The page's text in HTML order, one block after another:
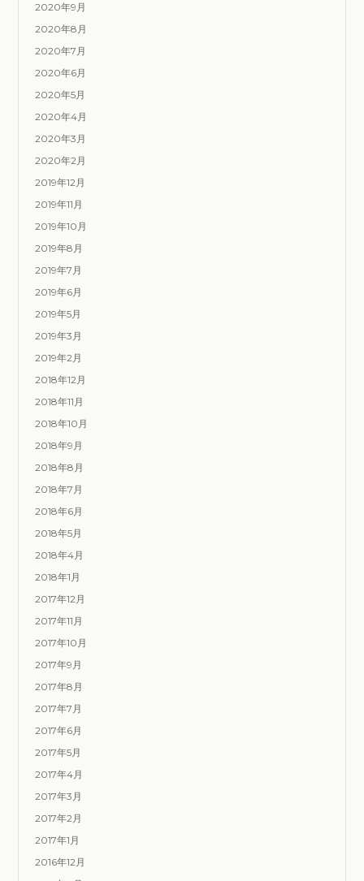
2020年9月
2020年8月
2020年7月
2020年6月
2020年5月
2020年4月
2020年3月
2020年2月
2019年12月
2019年11月
2019年10月
2019年8月
2019年7月
2019年6月
2019年5月
2019年3月
2019年2月
2018年12月
2018年11月
2018年10月
2018年9月
2018年8月
2018年7月
2018年6月
2018年5月
2018年4月
2018年1月
2017年12月
2017年11月
2017年10月
2017年9月
2017年8月
2017年7月
2017年6月
2017年5月
2017年4月
2017年3月
2017年2月
2017年1月
2016年12月